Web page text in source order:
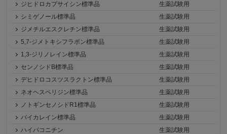
ジヒドロカプサイシン標準品
生薬試験用
シミゲノール標準品
生薬試験用
ジメチルエスクレチン標準品
生薬試験用
5,7-ジメトキシフラボン標準品
生薬試験用
1,3-ジリノレイン標準品
生薬試験用
センノシドB標準品
生薬試験用
デヒドロコスツスラクトン標準品
生薬試験用
ネオヘスペリジン標準品
生薬試験用
ノトギンセノシドR1標準品
生薬試験用
バイカレイン標準品
生薬試験用
ハイパコニチン
生薬試験用